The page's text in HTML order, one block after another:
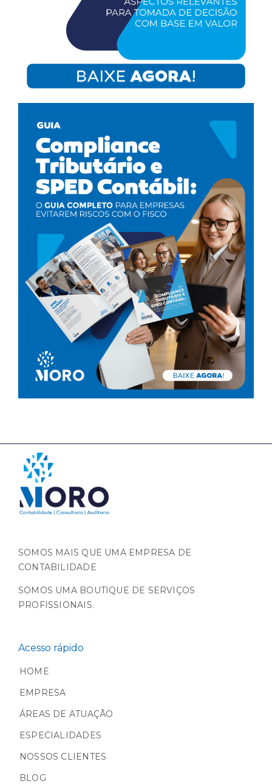
SOMOS MAIS QUE UMA EMPRESA DE
CONTABILIDADE
SOMOS UMA BOUTIQUE DE SERVIÇOS
PROFISSIONAIS.
Acesso rápido
HOME
EMPRESA
ÁREAS DE ATUAÇÃO
ESPECIALIDADES
NOSSOS CLIENTES
BLOG